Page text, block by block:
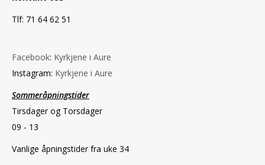
Tlf: 71 64 62 51
Facebook: Kyrkjene i Aure
Instagram: Kyrkjene i Aure
Sommeråpningstider
Tirsdager og Torsdager
09 - 13
Vanlige åpningstider fra uke 34